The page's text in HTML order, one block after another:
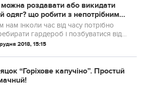
роздавати або викидати
одяг? що робити з непотрібними
нам інколи час від часу потрібно
гардероб і позбуватися від
речей. Хороші речі, але
друзям, родичам або ж на
2018, 15:15
“Горіхове капучіно”. Простuй